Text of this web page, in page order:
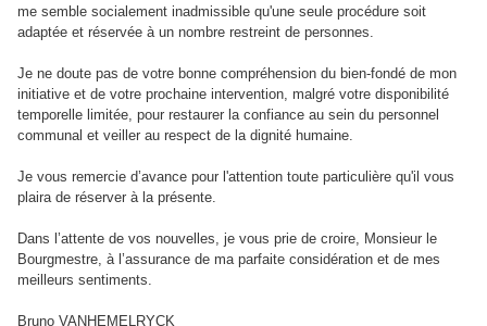
me semble socialement inadmissible qu'une seule procédure soit
adaptée et réservée à un nombre restreint de personnes.
Je ne doute pas de votre bonne compréhension du bien-fondé de mon
initiative et de votre prochaine intervention, malgré votre disponibilité
temporelle limitée, pour restaurer la confiance au sein du personnel
communal et veiller au respect de la dignité humaine.
Je vous remercie d’avance pour l'attention toute particulière qu'il vous
plaira de réserver à la présente.
Dans l’attente de vos nouvelles, je vous prie de croire, Monsieur le
Bourgmestre, à l’assurance de ma parfaite considération et de mes
meilleurs sentiments.
Bruno VANHEMELRYCK